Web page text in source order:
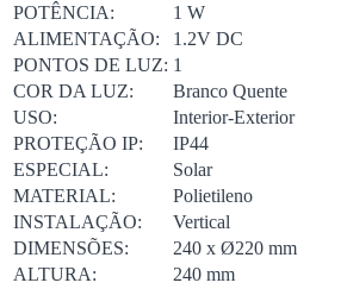
POTÊNCIA:
1 W
ALIMENTAÇÃO:
1.2V DC
PONTOS DE LUZ: 1
COR DA LUZ:
Branco Quente
USO:
Interior-Exterior
PROTEÇÃO IP:
IP44
ESPECIAL:
Solar
MATERIAL:
Polietileno
INSTALAÇÃO:
Vertical
DIMENSÕES:
240 x Ø220 mm
ALTURA:
240 mm